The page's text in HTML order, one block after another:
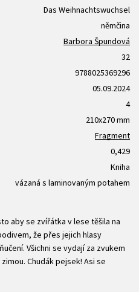
Das Weihnachtswuchsel
němčina
Barbora Špundová
32
9788025369296
05.09.2024
4
210x270 mm
Fragment
0,429
Kniha
vázaná s laminovaným potahem
aby se zvířátka v lese těšila na
že přes jejich hlasy
Všichni se vydají za zvukem
Chudák pejsek! Asi se